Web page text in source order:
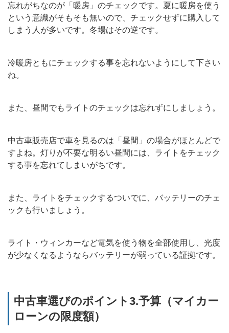
忘れがちなのが「暖房」のチェックです。夏に暖房を使う
という意識がそもそも無いので、チェックせずに購入して
しまう人が多いです。冬場はその逆です。
冷暖房ともにチェックする事を忘れないようにして下さい
ね。
また、昼間でもライトのチェックは忘れずにしましょう。
中古車販売店で車を見るのは「昼間」の場合がほとんどで
すよね。灯りが不要な明るい昼間には、ライトをチェック
する事を忘れてしまいがちです。
また、ライトをチェックするついでに、バッテリーのチェ
ックも行いましょう。
ライト・ウィンカーなど電気を使う物を全部使用し、光度
が少なくなるようならバッテリーが弱っている証拠です。
中古車選びのポイント3.予算（マイカー
ローンの限度額）